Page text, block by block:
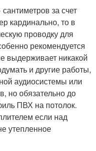
за счет
кардинально, то в
проводку для
рекомендуется
выдерживает никакой
и другие работы,
аудиосистемы или
но обязательно до
ПВХ на потолок.
если над
утепленное